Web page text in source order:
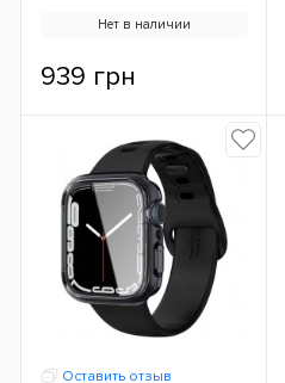
Нет в наличии
939 грн
Оставить отзыв